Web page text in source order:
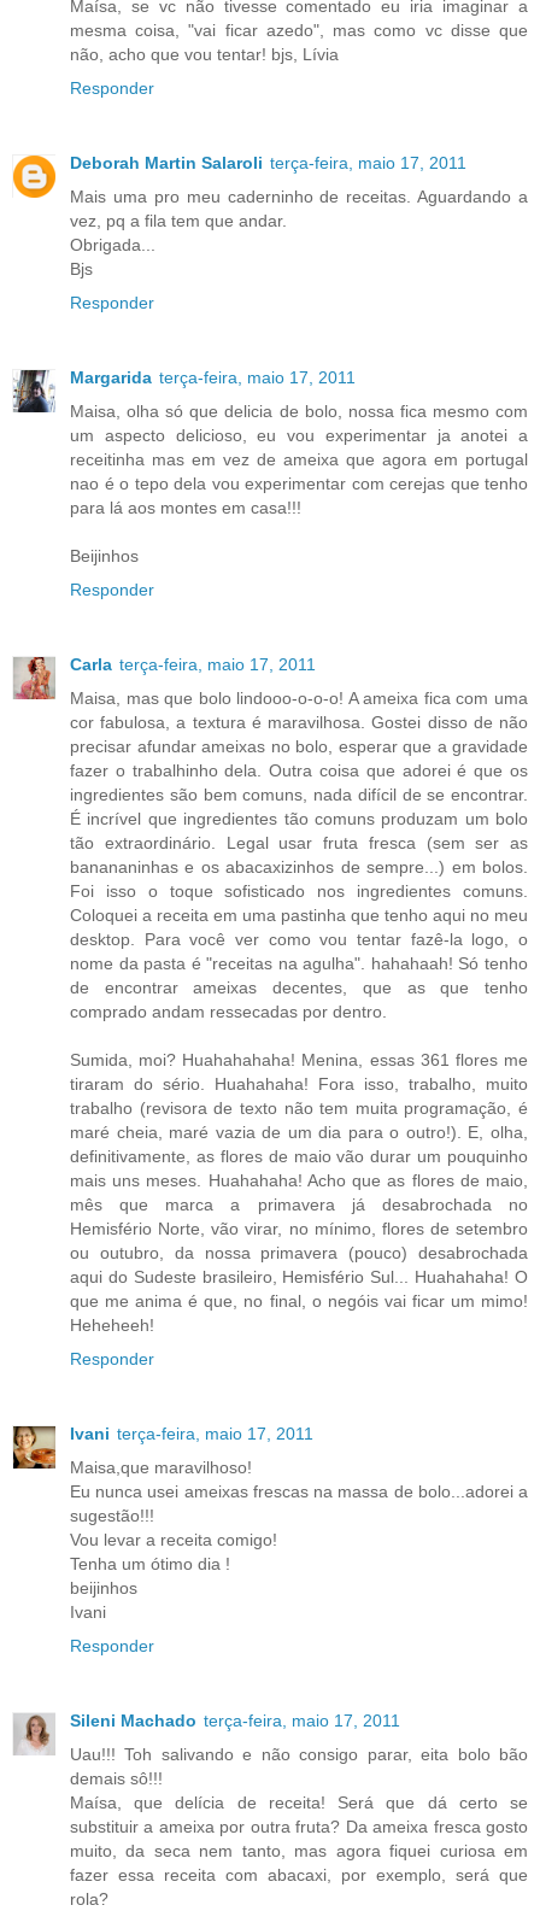
Maísa, se vc não tivesse comentado eu iria imaginar a
mesma coisa, "vai ficar azedo", mas como vc disse que
não, acho que vou tentar! bjs, Lívia
Responder
Deborah Martin Salaroli terça-feira, maio 17, 2011
Mais uma pro meu caderninho de receitas. Aguardando a
vez, pq a fila tem que andar.
Obrigada...
Bjs
Responder
Margarida terça-feira, maio 17, 2011
Maisa, olha só que delicia de bolo, nossa fica mesmo com
um aspecto delicioso, eu vou experimentar ja anotei a
receitinha mas em vez de ameixa que agora em portugal
nao é o tepo dela vou experimentar com cerejas que tenho
para lá aos montes em casa!!!
Beijinhos
Responder
Carla terça-feira, maio 17, 2011
Maisa, mas que bolo lindooo-o-o-o! A ameixa fica com uma
cor fabulosa, a textura é maravilhosa. Gostei disso de não
precisar afundar ameixas no bolo, esperar que a gravidade
fazer o trabalhinho dela. Outra coisa que adorei é que os
ingredientes são bem comuns, nada difícil de se encontrar.
É incrível que ingredientes tão comuns produzam um bolo
tão extraordinário. Legal usar fruta fresca (sem ser as
banananinhas e os abacaxizinhos de sempre...) em bolos.
Foi isso o toque sofisticado nos ingredientes comuns.
Coloquei a receita em uma pastinha que tenho aqui no meu
desktop. Para você ver como vou tentar fazê-la logo, o
nome da pasta é "receitas na agulha". hahahaah! Só tenho
de encontrar ameixas decentes, que as que tenho
comprado andam ressecadas por dentro.
Sumida, moi? Huahahahaha! Menina, essas 361 flores me
tiraram do sério. Huahahaha! Fora isso, trabalho, muito
trabalho (revisora de texto não tem muita programação, é
maré cheia, maré vazia de um dia para o outro!). E, olha,
definitivamente, as flores de maio vão durar um pouquinho
mais uns meses. Huahahaha! Acho que as flores de maio,
mês que marca a primavera já desabrochada no
Hemisfério Norte, vão virar, no mínimo, flores de setembro
ou outubro, da nossa primavera (pouco) desabrochada
aqui do Sudeste brasileiro, Hemisfério Sul... Huahahaha! O
que me anima é que, no final, o negóis vai ficar um mimo!
Heheheeh!
Responder
Ivani terça-feira, maio 17, 2011
Maisa,que maravilhoso!
Eu nunca usei ameixas frescas na massa de bolo...adorei a
sugestão!!!
Vou levar a receita comigo!
Tenha um ótimo dia !
beijinhos
Ivani
Responder
Sileni Machado terça-feira, maio 17, 2011
Uau!!! Toh salivando e não consigo parar, eita bolo bão
demais sô!!!
Maísa, que delícia de receita! Será que dá certo se
substituir a ameixa por outra fruta? Da ameixa fresca gosto
muito, da seca nem tanto, mas agora fiquei curiosa em
fazer essa receita com abacaxi, por exemplo, será que
rola?